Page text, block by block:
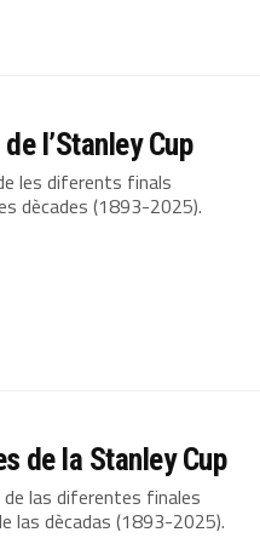
l’Stanley Cup
les diferents finals
dècades (1893-2025).
de la Stanley Cup
las diferentes finales
las dècadas (1893-2025).